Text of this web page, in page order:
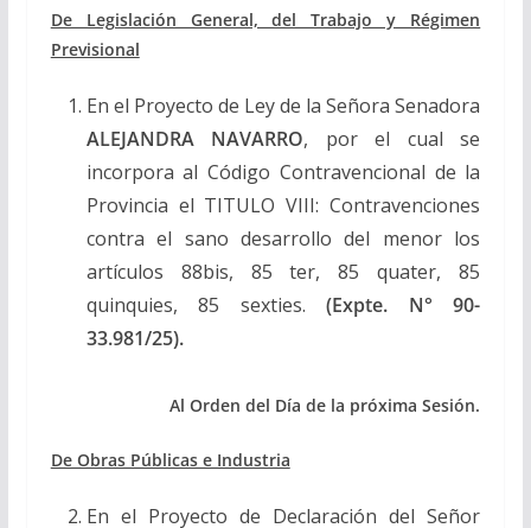
De Legislación General, del Trabajo y Régimen
Previsional
En el Proyecto de Ley de la Señora Senadora
ALEJANDRA NAVARRO, por el cual se
incorpora al Código Contravencional de la
Provincia el TITULO VIII: Contravenciones
contra el sano desarrollo del menor los
artículos 88bis, 85 ter, 85 quater, 85
quinquies, 85 sexties.(Expte. N° 90-
33.981/25).
Al Orden del Día de la próxima Sesión.
De Obras Públicas e Industria
En el Proyecto de Declaración del Señor